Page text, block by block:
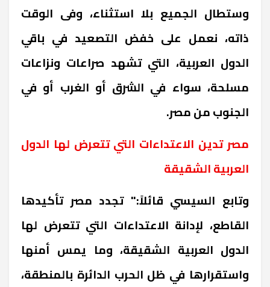
وستطال الجميع بلا استثناء، وفى الوقت
ذاته، نعمل على خفض التصعيد في باقي
الدول العربية، التي تشهد صراعات ونزاعات
مسلحة، سواء في الشرق أو الغرب أو في
الجنوب من مصر.
مصر تدين الاعتداءات التي تتعرض لها الدول
العربية الشقيقة
وتابع السيسي قائلاً:" تجدد مصر تأكيدها
القاطع، لإدانة الاعتداءات التي تتعرض لها
الدول العربية الشقيقة، وما يمس أمنها
واستقرارها في ظل الحرب الدائرة بالمنطقة،